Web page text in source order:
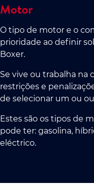
Motor
O tipo de motor e o
prioridade ao definir
Boxer.
Se vive ou trabalha na
restrições e
de selecionar um ou
Estes são os tipos de
pode ter: gasolina,
eléctrico.